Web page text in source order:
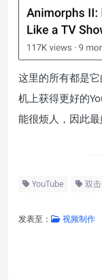
这里的所有都是
机上获得更好的
能很烦人，因此最
YouTube 双击
发表至： 视频制作